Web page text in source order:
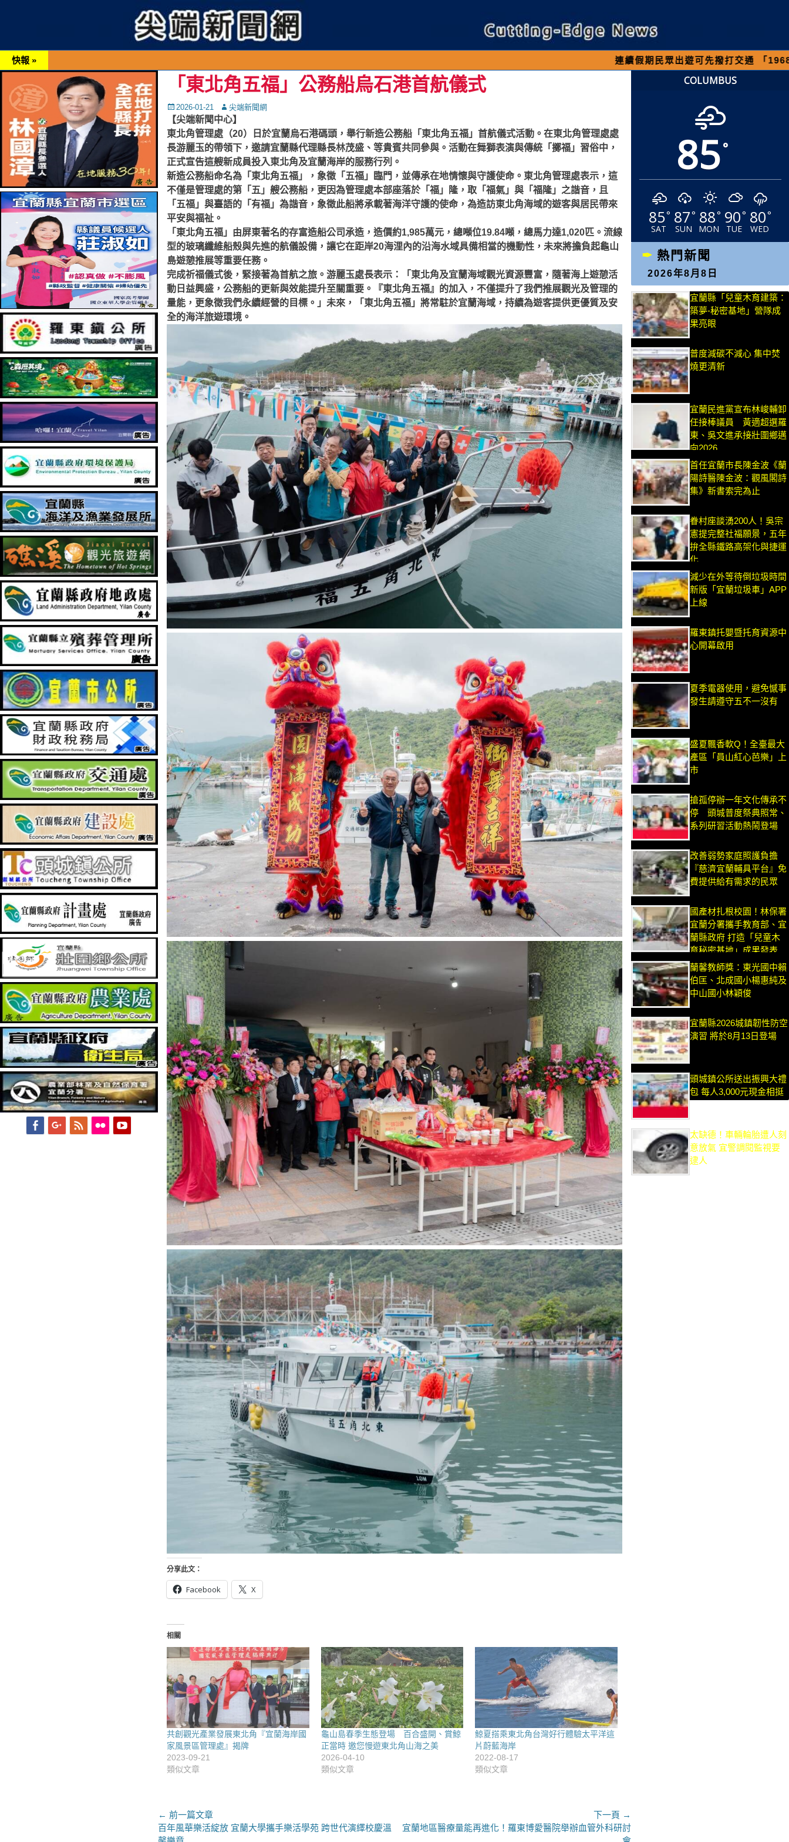
快報 » 連續假期民眾出遊可先撥打交通 「1968」客服專線，
「東北角五福」公務船烏石港首航儀式
Posted
on
2026-01-21 Autor尖端新聞網
【尖端新聞中心】
東北角管理處（20）日於宜蘭烏石港碼頭，舉行新造公務船「東北角五福」首航儀式活動。在東北角管理處處
長游麗玉的帶領下，邀請宜蘭縣代理縣長林茂盛、等貴賓共同參與。活動在舞獅表演與傳統「擲福」習俗中，
正式宣告這艘新成員投入東北角及宜蘭海岸的服務行列。
新造公務船命名為「東北角五福」，象徵「五福」臨門，並傳承在地情懷與守護使命。東北角管理處表示，這
不僅是管理處的第「五」艘公務船，更因為管理處本部座落於「福」隆，取「福氣」與「福隆」之諧音，且
「五福」與臺語的「有福」為諧音，象徵此船將承載著海洋守護的使命，為造訪東北角海域的遊客與居民帶來
平安與福祉。
「東北角五福」由屏東著名的存富造船公司承造，造價約1,985萬元，總噸位19.84噸，總馬力達1,020匹。流線
型的玻璃纖維船殼與先進的航儀設備，讓它在距岸20海浬內的沿海水域具備相當的機動性，未來將擔負起龜山
島遊憩推展等重要任務。
完成祈福儀式後，緊接著為首航之旅。游麗玉處長表示：「東北角及宜蘭海域觀光資源豐富，隨著海上遊憩活
動日益興盛，公務船的更新與效能提升至關重要。『東北角五福』的加入，不僅提升了我們推展觀光及管理的
量能，更象徵我們永續經營的目標。」未來，「東北角五福」將常駐於宜蘭海域，持續為遊客提供更優質及安
全的海洋旅遊環境。
分享此文：
Facebook X
相關
共創觀光產業發展東北角『宜蘭海岸國
家風景區管理處』揭牌
2023-09-21
類似文章
龜山島春季生態登場 百合盛開、賞鯨
正當時 邀您慢遊東北角山海之美
2026-04-10
類似文章
鯨夏搭乘東北角台灣好行體驗太平洋這
片蔚藍海岸
2022-08-17
類似文章
文
章
← 前一篇文章
上
百年風華樂活綻放 宜蘭大學攜手樂活學苑 跨世代演繹校慶溫
下一頁 →
下宜蘭地區醫療量能再進化！羅東博愛醫院舉辦血管外科研討
COLUMBUS
85°
85°
SAT
87°
SUN
88°
MON
90°
TUE
80°
WED
熱門新聞
2026年8月8日
宜蘭縣「兒童木育建築：
築夢-秘密基地」營隊成
果亮眼
普度減碳不減心 集中焚
燒更清新
宜蘭民進黨宣布林峻輔卸
任接棒議員 黃適超選羅
東、吳文進承接壯圍鄉邁
向2026
首任宜蘭市長陳金波《蘭
陽詩醫陳金波：觀風閣詩
集》新書索完為止
眷村座談湧200人！吳宗
憲提完整社福願景，五年
拚全縣鐵路高架化與捷運
化
減少在外等待倒垃圾時間
新版「宜蘭垃圾車」APP
上線
羅東鎮托嬰暨托育資源中
心開幕啟用
夏季電器使用，避免憾事
發生請遵守五不一沒有
盛夏飄香軟Q！全臺最大
產區「員山紅心芭樂」上
市
搶孤停辦一年文化傳承不
停 頭城普度祭典照常、
系列研習活動熱鬧登場
改善弱勢家庭照護負擔
『慈濟宜蘭輔具平台』免
費提供給有需求的民眾
國產材扎根校園！林保署
宜蘭分署攜手教育部、宜
蘭縣政府 打造「兒童木
育秘密基地」成果發表
蘭馨教師獎：東光國中賴
伯匡、北成國小楊惠純及
中山國小林穎俊
宜蘭縣2026城鎮韌性防空
演習 將於8月13日登場
頭城鎮公所送出振興大禮
包 每人3,000元現金相挺
太缺德！車輛輪胎遭人刻
意放氣 宜警調閱監視要
逮人
FacebookGoogleplus
Feed Flickr YouTube